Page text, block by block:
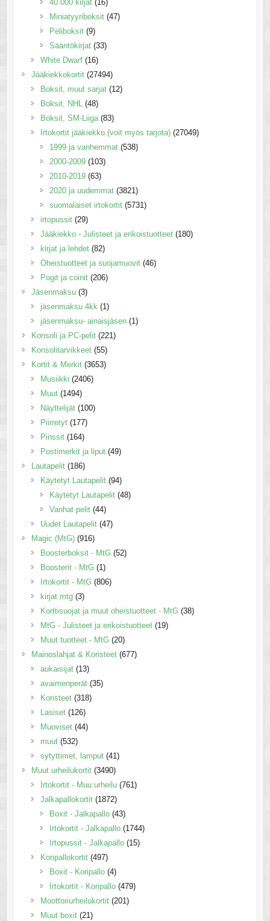
40 000 kirjat (16)
Miniatyyriboksit (47)
Peliboksit (9)
Sääntökirjat (33)
White Dwarf (16)
Jääkiekkokortit (27494)
Boksit, muut sarjat (12)
Boksit, NHL (48)
Boksit, SM-Liiga (83)
Irtokortit jääkiekko (voit myös tarjota) (27049)
1999 ja vanhemmat (538)
2000-2009 (103)
2010-2019 (63)
2020 ja uudemmat (3821)
suomalaiset irtokortit (5731)
irtopussit (29)
Jääkiekko - Julisteet ja erikoistuotteet (180)
kirjat ja lehdet (82)
Oheistuotteet ja suojamuovit (46)
Pogit ja coinit (206)
Jäsenmaksu (3)
jäsenmaksu 4kk (1)
jäsenmaksu- ainaisjäsen (1)
Konsoli ja PC-pelit (221)
Konsolitarvikkeet (55)
Kortit & Merkit (3653)
Musiikki (2406)
Muut (1494)
Näyttelijät (100)
Piirretyt (177)
Pinssit (164)
Postimerkit ja liput (49)
Lautapelit (186)
Käytetyt Lautapelit (94)
Käytetyt Lautapelit (48)
Vanhat pelit (44)
Uudet Lautapelit (47)
Magic (MtG) (916)
Boosterboksit - MtG (52)
Boosterit - MtG (1)
Irtokortit - MtG (806)
kirjat mtg (3)
Korttisuojat ja muut oheistuotteet - MtG (38)
MtG - Julisteet ja erikoistuotteet (19)
Muut tuotteet - MtG (20)
Mainoslahjat & Koristeet (677)
aukaisijat (13)
avaimenperät (35)
Koristeet (318)
Lasiset (126)
Muoviset (44)
muut (532)
sytyttimet, lamput (41)
Muut urheilukortit (3490)
Irtokortit - Muu urheilu (761)
Jalkapallokortit (1872)
Boxit - Jalkapallo (43)
Irtokortit - Jalkapallo (1744)
Irtopussit - Jalkapallo (15)
Koripallokortit (497)
Boxit - Koripallo (4)
Irtokortit - Koripallo (479)
Moottoriurheilukortit (201)
Muut boxit (21)